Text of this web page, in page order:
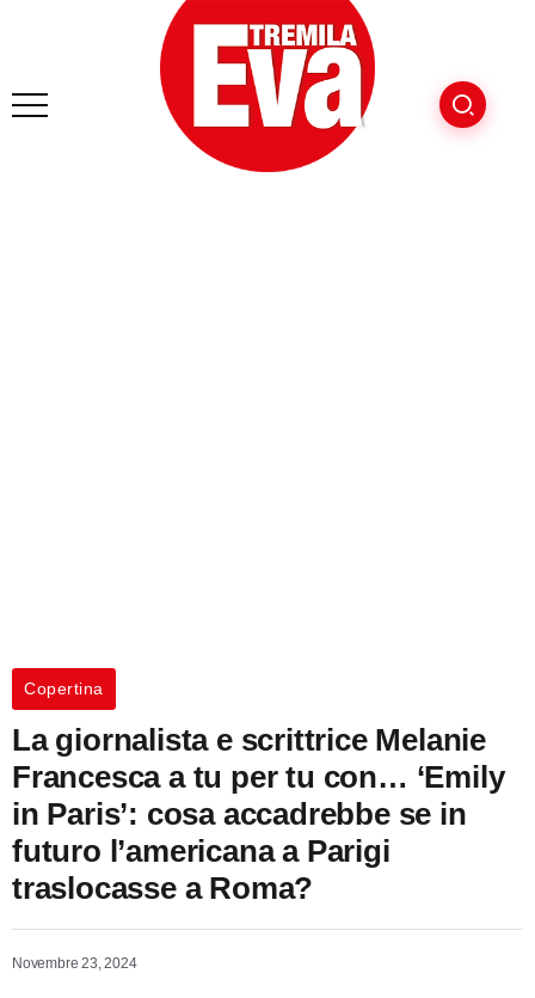
Copertina
La giornalista e scrittrice Melanie
Francesca a tu per tu con… ‘Emily
in Paris’: cosa accadrebbe se in
futuro l’americana a Parigi
traslocasse a Roma?
Novembre 23, 2024